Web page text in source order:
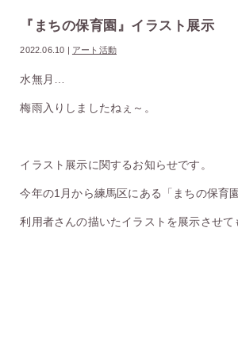
『まちの保育園』イラスト展示
2022.06.10 | アート活動
水無月…
梅雨入りしましたねぇ～。
イラスト展示に関するお知らせです。
今年の1月から練馬区にある「まちの保育
利用者さんの描いたイラストを展示させて